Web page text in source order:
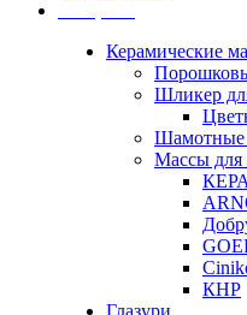
Керамические
Шликер
Шамотные
Массы для
КНР
Глазури